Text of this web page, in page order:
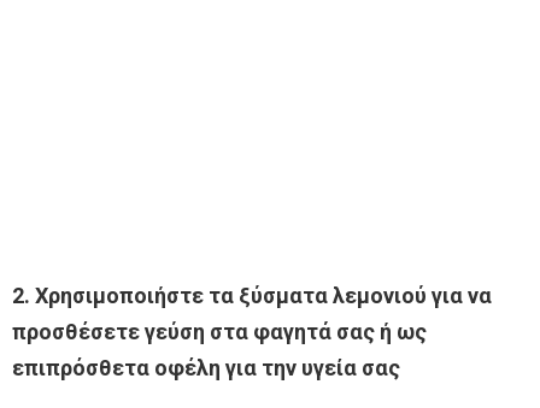
2. Χρησιμοποιήστε τα ξύσματα λεμονιού για να
προσθέσετε γεύση στα φαγητά σας ή ως
επιπρόσθετα οφέλη για την υγεία σας